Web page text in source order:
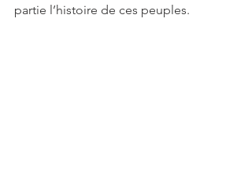
partie l’histoire de ces peuples.